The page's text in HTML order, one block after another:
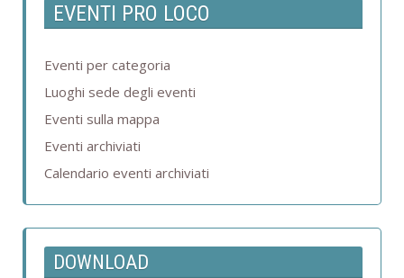
EVENTI PRO LOCO
Eventi per categoria
Luoghi sede degli eventi
Eventi sulla mappa
Eventi archiviati
Calendario eventi archiviati
DOWNLOAD